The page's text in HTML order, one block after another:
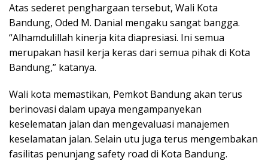
Atas sederet penghargaan tersebut, Wali Kota
Bandung, Oded M. Danial mengaku sangat bangga.
“Alhamdulillah kinerja kita diapresiasi. Ini semua
merupakan hasil kerja keras dari semua pihak di Kota
Bandung,” katanya.
Wali kota memastikan, Pemkot Bandung akan terus
berinovasi dalam upaya mengampanyekan
keselematan jalan dan mengevaluasi manajemen
keselamatan jalan. Selain utu juga terus mengembakan
fasilitas penunjang safety road di Kota Bandung.